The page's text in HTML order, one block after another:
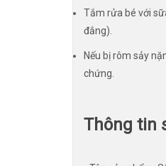
Tắm rửa bé với
đắng).
Nếu bị rôm sảy
chứng.
Thông tin